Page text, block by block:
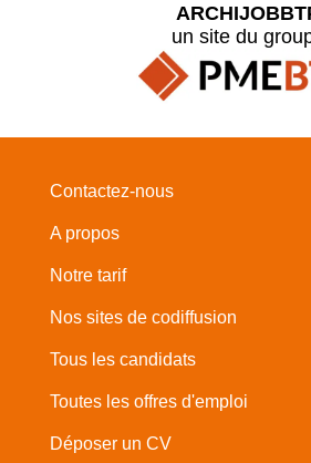
un site du
Contactez-nous
A propos
Notre tarif
Nos sites de codiffusion
Tous les candidats
Toutes les offres d'emploi
Déposer un CV